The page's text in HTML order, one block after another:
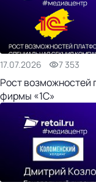
17.07.2026 7 353
Рост
фирмы «1С»